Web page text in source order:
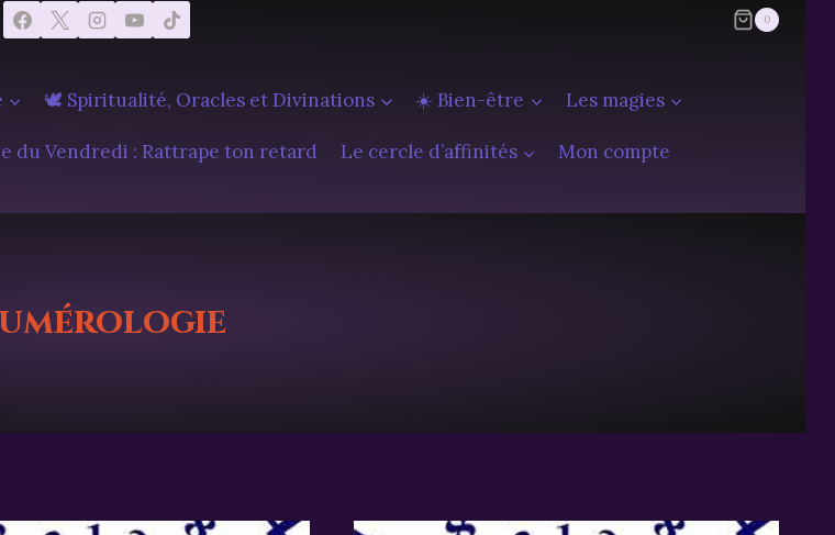
0
🕊️ Spiritualité, Oracles et Divinations ☀️ Bien-être Les magies
du Vendredi : Rattrape ton retard Le cercle d’affinités Mon compte